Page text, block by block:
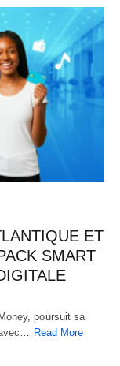
ET
SMART
poursuit sa
Read More